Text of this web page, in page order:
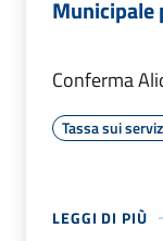
Municipale
Conferma
Tassa sui
LEGGI DI PIÙ